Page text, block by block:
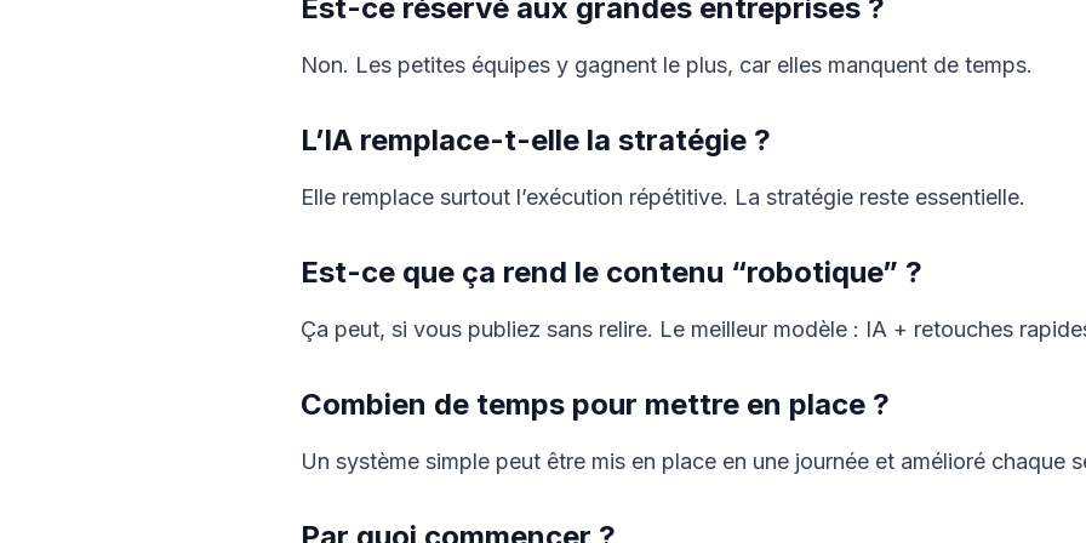
Est-ce réservé aux grandes entreprises ?
Non. Les petites équipes y gagnent le plus, car elles manquent de temps.
L’IA remplace-t-elle la stratégie ?
Elle remplace surtout l’exécution répétitive. La stratégie reste essentielle.
Est-ce que ça rend le contenu “robotique” ?
Ça peut, si vous publiez sans relire. Le meilleur modèle : IA + retouches
Combien de temps pour mettre en place ?
Un système simple peut être mis en place en une journée et amélioré chaque